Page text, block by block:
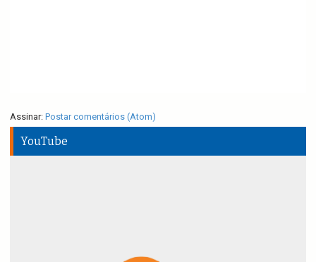
Assinar: Postar comentários (Atom)
YouTube